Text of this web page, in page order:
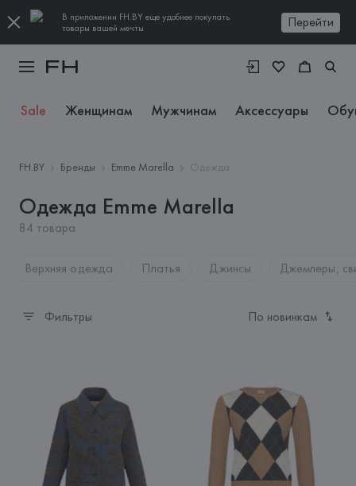
В приложении FH.BY еще удобнее покупать
товары вашей мечты
Перейти
Sale Женщинам Мужчинам Аксессуары
FH.BY Бренды Emme Marella Одежда
Одежда Emme Marella
84 товара
Верхняя одежда Платья Джинсы Джемперы,
Фильтры По новинкам